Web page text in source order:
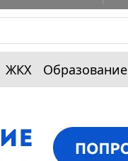
ЖКХ Образование